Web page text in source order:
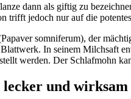
dann als giftig zu
trifft jedoch nur auf die
somniferum), der
In seinem Milchsaft
werden. Der Schlafmohn
und wirksam